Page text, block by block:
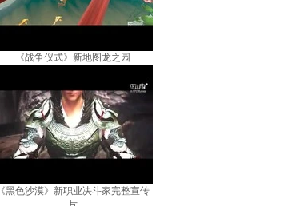
《战争仪式》新地图龙之园
《黑色沙漠》新职业决斗家完整宣传